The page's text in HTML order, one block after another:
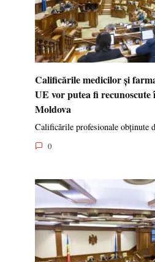
Calificările medicilor și
UE vor putea fi recunoscute
Moldova
Calificările profesionale obținute
0